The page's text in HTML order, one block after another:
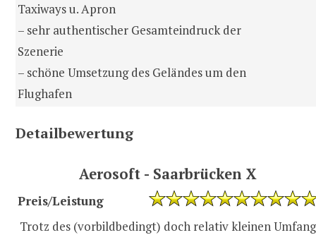
Taxiways u. Apron
– sehr authentischer Gesamteindruck der
Szenerie
– schöne Umsetzung des Geländes um den
Flughafen
Detailbewertung
Aerosoft - Saarbrücken X
Preis/Leistung
Trotz des (vorbildbedingt) doch relativ kleinen Umfang